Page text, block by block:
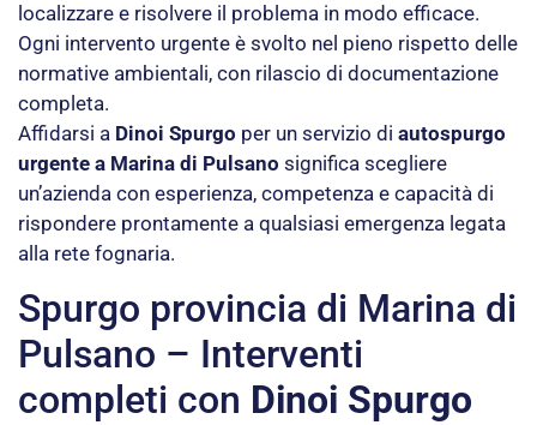
localizzare e risolvere il problema in modo efficace.
Ogni intervento urgente è svolto nel pieno rispetto delle
normative ambientali, con rilascio di documentazione
completa.
Affidarsi a Dinoi Spurgo per un servizio di autospurgo
urgente a Marina di Pulsano significa scegliere
un’azienda con esperienza, competenza e capacità di
rispondere prontamente a qualsiasi emergenza legata
alla rete fognaria.
Spurgo provincia di Marina di
Pulsano – Interventi
completi con Dinoi Spurgo